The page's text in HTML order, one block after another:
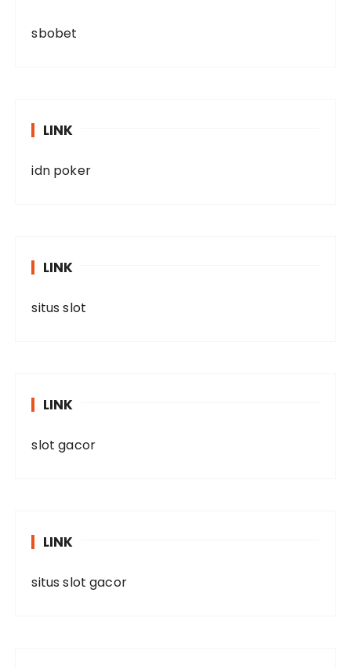
sbobet
LINK
idn poker
LINK
situs slot
LINK
slot gacor
LINK
situs slot gacor